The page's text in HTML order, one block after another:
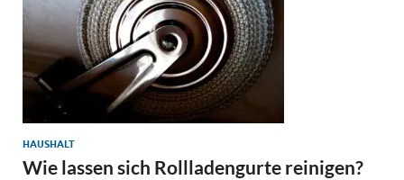
HAUSHALT
Wie lassen sich Rollladengurte reinigen?